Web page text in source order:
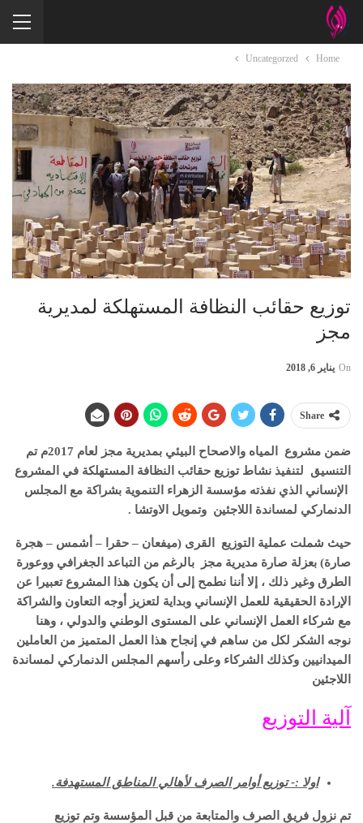
Home
Uncategorzed
توزيع حقائب النظافة المستهلكة لمديرية
مجز
On يناير 6, 2018
Share
ضمن مشروع
المياه والاصحاح البيئي بمديرية مجز لعام 2017م تم
التنسيق لتنفيذ نشاط توزيع حقائب النظافة المستهلكة في المشروع
الإنساني الذي نفذته مؤسسة الزهراء التنموية بشراكة مع المجلس
الدنماركي لمساندة اللاجئين وتمويل الاوتشا .
حيث شملت عملية التوزيع القرى (ميفعان – حقرا – أشمس – هجرة
صارة) بعزلة صارة مديرية مجز بالرغم من التباعد الجغرافي ووعورة
الطرق وغير ذلك ، إلا أننا نطمح إلى أن يكون هذا المشروع تعبيرا عن
الإرادة الحقيقية للعمل الإنساني وبداية لتعزيز أوجه التعاون والشراكة
مع شركاء العمل الإنساني على المستوى الوطني والدولي ، وهنا
نوجه الشكر لكل من ساهم في إنجاح هذا العمل المتميز من العاملين
الميدانيين وكذلك الشركاء وعلى رأسهم المجلس الدنماركي لمساندة
اللاجئين
آلية التوزيع
اولا :- توزيع أوامر الصرف لأهالي المناطق المستهدفة.
تم نزول فريق الصرف والمتابعة من قبل المؤسسة وتم توزيع